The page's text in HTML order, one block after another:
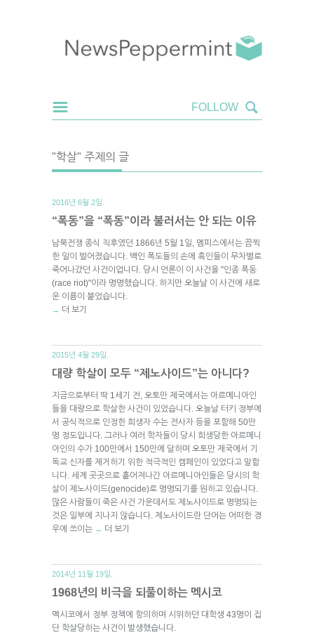
"학살" 주제의 글
2016년 6월 2일.
“폭동”을 “폭동”이라 불러서는 안 되는 이유
남북전쟁 종식 직후였던 1866년 5월 1일, 멤피스에서는 끔찍
한 일이 벌어졌습니다. 백인 폭도들의 손에 흑인들이 무차별로
죽어나갔던 사건이업니다. 당시 언론이 이 사건을 "인종 폭동
(race riot)"이라 명명했습니다. 하지만 오늘날 이 사건에 새로
운 이름이 붙었습니다.
→ 더 보기
2015년 4월 29일.
대량 학살이 모두 “제노사이드”는 아니다?
지금으로부터 딱 1세기 전, 오토만 제국에서는 아르메니아인
들을 대량으로 학살한 사건이 있었습니다. 오늘날 터키 정부에
서 공식적으로 인정한 희생자 수는 전사자 등을 포함해 50만
명 정도입니다. 그러나 여러 학자들이 당시 희생당한 아르메니
아인의 수가 100만에서 150만에 달하며 오토만 제국에서 기
독교 신자를 제거하기 위한 적극적인 캠페인이 있었다고 말합
니다. 세계 곳곳으로 흩어져나간 아르메니아인들은 당시의 학
살이 제노사이드(genocide)로 명명되기를 원하고 있습니다.
많은 사람들이 죽은 사건 가운데서도 제노사이드로 명명되는
것은 일부에 지나지 않습니다. 제노사이드란 단어는 어떠한 경
우에 쓰이는 → 더 보기
2014년 11월 19일.
1968년의 비극을 되풀이하는 멕시코
멕시코에서 정부 정책에 항의하며 시위하던 대학생 43명이 집
단 학살당하는 사건이 발생했습니다.